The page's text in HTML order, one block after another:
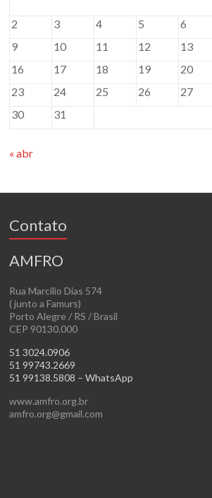
2
3 4 5 6
9
10 11 12 13
16
17 18 19 20
23
24 25 26 27
30
31
« abr
Contato
AMFRO
Rua Marcílio Dias 574
( junto a Famurs)
Porto Alegre / RS / Brasil
CEP 90130.000
51 3024.0906
51 99743.2669
51 99138.5808 – WhatsApp
www.amfro.org.br
amfro.org@gmail.com